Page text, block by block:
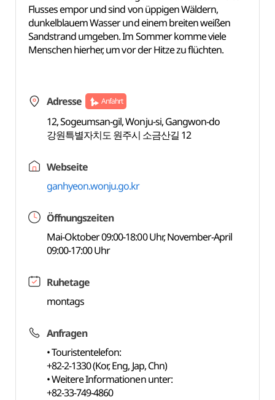
Flusses empor und sind von üppigen Wäldern,
dunkelblauem Wasser und einem breiten weißen
Sandstrand umgeben. Im Sommer komme viele
Menschen hierher, um vor der Hitze zu flüchten.
Adresse Anfahrt
12, Sogeumsan-gil, Wonju-si, Gangwon-do
강원특별자치도 원주시 소금산길 12
Webseite
ganhyeon.wonju.go.kr
Öffnungszeiten
Mai-Oktober 09:00-18:00 Uhr, November-April
09:00-17:00 Uhr
Ruhetage
montags
Anfragen
• Touristentelefon:
+82-2-1330 (Kor, Eng, Jap, Chn)
• Weitere Informationen unter:
+82-33-749-4860